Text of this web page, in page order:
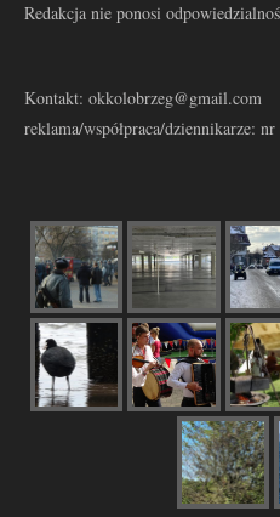
Redakcja nie ponosi
Kontakt: okkolobrzeg@gmail.com
reklama/współpraca/dziennikarze: